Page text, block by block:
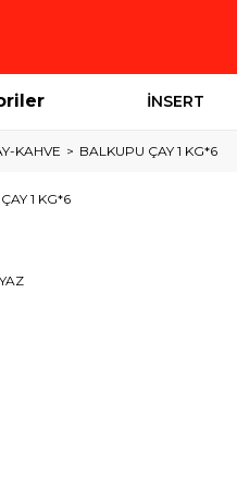
İNSERT
KAHVE BALKUPU ÇAY 1 KG*6